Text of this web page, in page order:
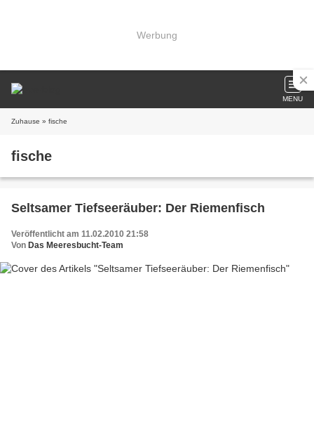
Werbung
MENU
Zuhause » fische
fische
Seltsamer Tiefseeräuber: Der Riemenfisch
Veröffentlicht am 11.02.2010 21:58
Von Das Meeresbucht-Team